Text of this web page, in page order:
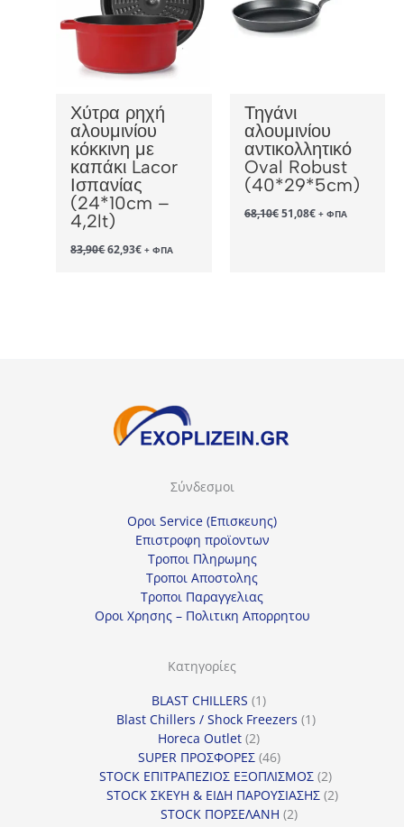
Χύτρα ρηχή
αλουμινίου
κόκκινη με
καπάκι Lacor
Ισπανίας
(24*10cm –
4,2lt)
83,90€Original
price
62,93€Η+ ΦΠΑ
Τηγάνι
αλουμινίου
αντικολλητικό
Oval Robust
(40*29*5cm)
68,10€Original
price
51,08€Η+ ΦΠΑ
Σύνδεσμοι
Οροι Service (Επισκευης)
Επιστροφη προϊοντων
Τροποι Πληρωμης
Τροποι Αποστολης
Τροποι Παραγγελιας
Οροι Χρησης – Πολιτικη Απορρητου
Κατηγορίες
BLAST CHILLERS 11
προϊόν
Blast Chillers / Shock Freezers 11
Horeca Outlet 22
προϊόντα
SUPER ΠΡΟΣΦΟΡΕΣ 4646
προϊόντα
STOCK ΕΠΙΤΡΑΠΕΖΙΟΣ ΕΞΟΠΛΙΣΜΟΣ 22
προϊόντα
STOCK ΣΚΕΥΗ & ΕΙΔΗ ΠΑΡΟΥΣΙΑΣΗΣ 22
STOCK ΠΟΡΣΕΛΑΝΗ 22